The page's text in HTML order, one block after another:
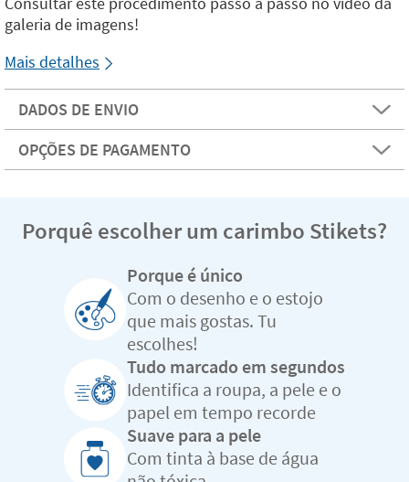
galeria de imagens!
Mais detalhes
DADOS DE ENVIO
OPÇÕES DE PAGAMENTO
Porquê escolher um carimbo Stikets?
Porque é único
Com o desenho e o estojo
que mais gostas. Tu
escolhes!
Tudo marcado em segundos
Identifica a roupa, a pele e o
papel em tempo recorde
Suave para a pele
Com tinta à base de água